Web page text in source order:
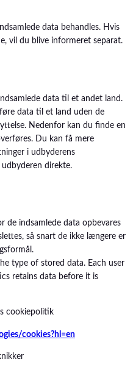
data behandles. Hvis
vil du blive informeret separat.
data til et andet land.
data til et land uden de
Nedenfor kan du finde en
Du kan få mere
i udbyderens
direkte.
de indsamlede data opbevares
så snart de ikke længere er
type of stored data. Each user
retains data before it is
cookiepolitik
cookies?hl=en